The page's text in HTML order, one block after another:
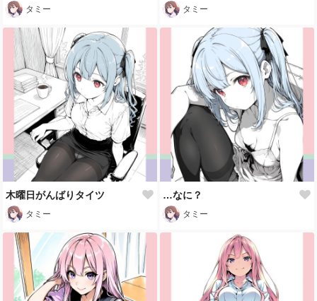
タミー タミー
木曜日がんばりタイツ
タミー
…なに？
タミー